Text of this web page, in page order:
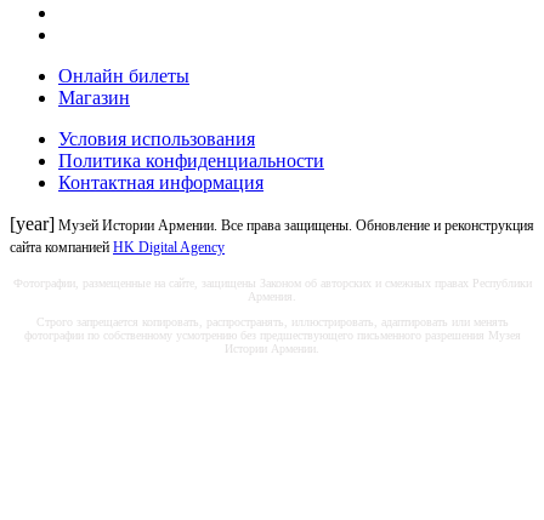
Онлайн билеты
Магазин
Условия использования
Политика конфиденциальности
Контактная информация
[year] Музей Истории Армении. Все права защищены. Обновление и реконструкция
сайта компанией HK Digital Agency
Фотографии, размещенные на сайте, защищены Законом об авторских и смежных правах Республики
Армения.
Строго запрещается копировать, распространять, иллюстрировать, адаптировать или менять
фотографии по собственному усмотрению без предшествующего письменного разрешения Музея
Истории Армении.